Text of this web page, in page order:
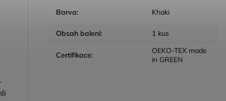
Barva: Khaki
Obsah balení: 1 kus
Certifikace:
OEKO-TEX made
in GREEN